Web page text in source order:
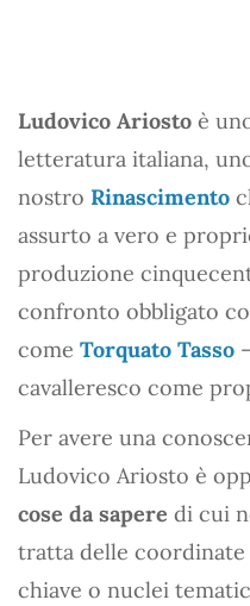
Ludovico Ariosto è
letteratura italiana,
nostro Rinascimento
assurto a vero e
produzione
confronto obbligato
come Torquato Tasso
cavalleresco come
Per avere una
Ludovico Ariosto è
cose da sapere di cui
tratta delle
chiave o nuclei